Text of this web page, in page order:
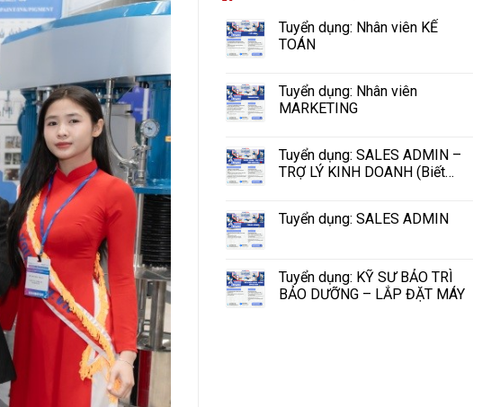
Tuyển dụng: Nhân viên KẾ
TOÁN
Tuyển dụng: Nhân viên
MARKETING
Tuyển dụng: SALES ADMIN –
TRỢ LÝ KINH DOANH (Biết
Tuyển dụng: SALES ADMIN
Tuyển dụng: KỸ SƯ BẢO TRÌ
BẢO DƯỠNG – LẮP ĐẶT MÁY